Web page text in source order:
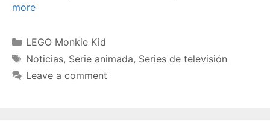
more
Categories
LEGO Monkie Kid
Tags
Noticias, Serie animada, Series de televisión
Leave a comment